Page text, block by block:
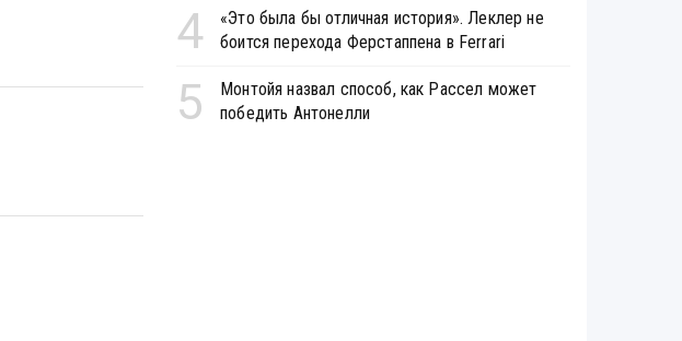
4
«Это была бы отличная история». Леклер не
боится перехода Ферстаппена в Ferrari
5
Монтойя назвал способ, как Рассел может
победить Антонелли